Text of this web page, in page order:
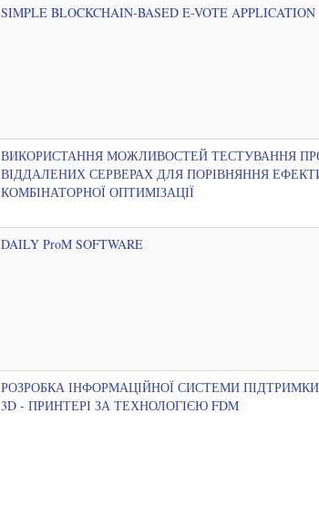
SIMPLE BLOCKCHAIN-BASED E-VOTE APPLICATION
ВИКОРИСТАННЯ МОЖЛИВОСТЕЙ ТЕСТУВАННЯ
ВІДДАЛЕНИХ СЕРВЕРАХ ДЛЯ ПОРІВНЯННЯ
КОМБІНАТОРНОЇ ОПТИМІЗАЦІЇ
DAILY ProM SOFTWARE
РОЗРОБКА ІНФОРМАЦІЙНОЇ СИСТЕМИ
3D - ПРИНТЕРІ ЗА ТЕХНОЛОГІЄЮ FDM